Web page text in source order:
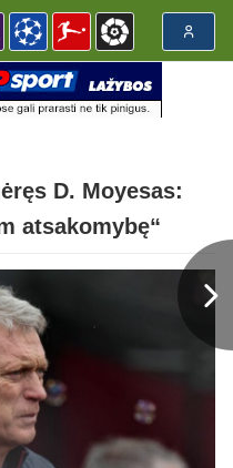
D. Moyesas:
atsakomybę“